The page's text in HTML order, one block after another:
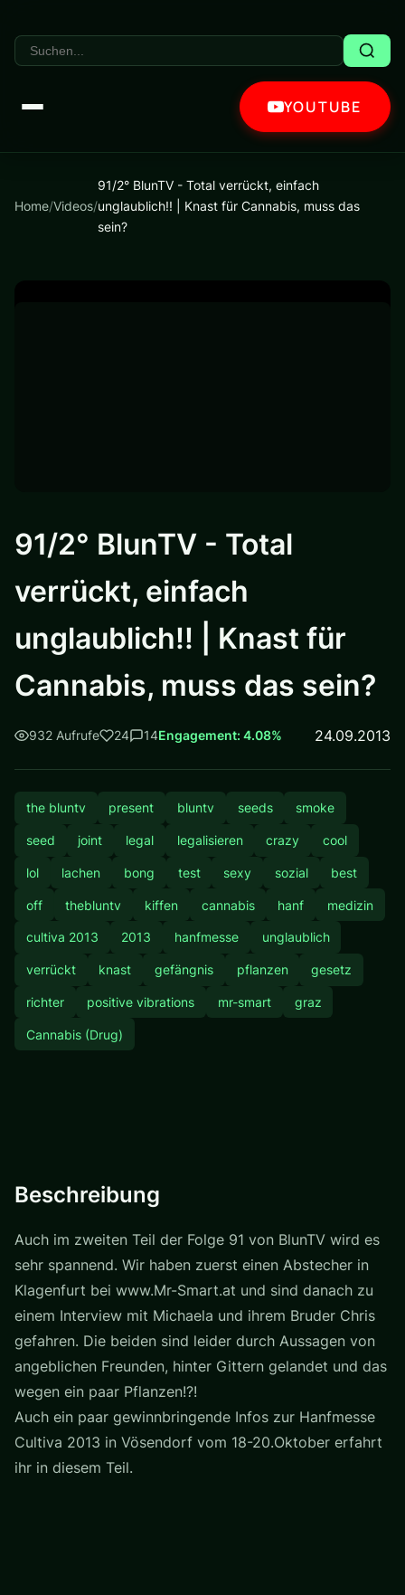
YOUTUBE
Home/Videos/
91/2° BlunTV - Total verrückt, einfach
unglaublich!! | Knast für Cannabis, muss das
sein?
91/2° BlunTV - Total
verrückt, einfach
unglaublich!! | Knast für
Cannabis, muss das sein?
932 Aufrufe 24 14Engagement: 4.08% 24.09.2013
the bluntv present bluntv seeds smoke
seed joint legal legalisieren crazy cool
lol lachen bong test sexy sozial best
off thebluntv kiffen cannabis hanf medizin
cultiva 2013 2013 hanfmesse unglaublich
verrückt knast gefängnis pflanzen gesetz
richter positive vibrations mr-smart graz
Cannabis (Drug)
Beschreibung
Auch im zweiten Teil der Folge 91 von BlunTV wird es
sehr spannend. Wir haben zuerst einen Abstecher in
Klagenfurt bei www.Mr-Smart.at und sind danach zu
einem Interview mit Michaela und ihrem Bruder Chris
gefahren. Die beiden sind leider durch Aussagen von
angeblichen Freunden, hinter Gittern gelandet und das
wegen ein paar Pflanzen!?!
Auch ein paar gewinnbringende Infos zur Hanfmesse
Cultiva 2013 in Vösendorf vom 18-20.Oktober erfahrt
ihr in diesem Teil.